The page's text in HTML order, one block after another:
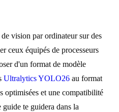
vision par ordinateur sur des
ceux équipés de processeurs
d'un format de modèle
Ultralytics YOLO26 au format
optimisées et une compatibilité
te guidera dans la